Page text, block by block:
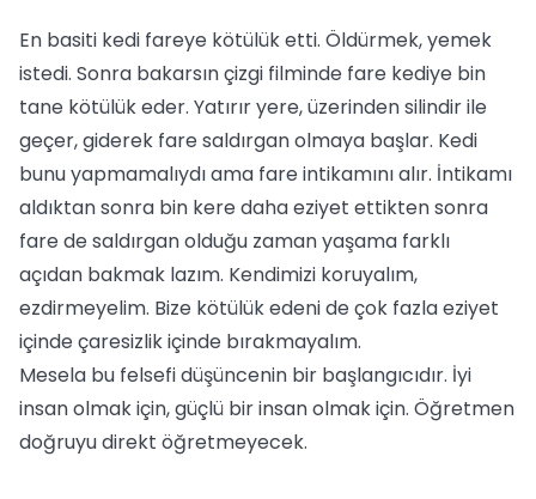
En basiti kedi fareye kötülük etti. Öldürmek, yemek
istedi. Sonra bakarsın çizgi filminde fare kediye bin
tane kötülük eder. Yatırır yere, üzerinden silindir ile
geçer, giderek fare saldırgan olmaya başlar. Kedi
bunu yapmamalıydı ama fare intikamını alır. İntikamı
aldıktan sonra bin kere daha eziyet ettikten sonra
fare de saldırgan olduğu zaman yaşama farklı
açıdan bakmak lazım. Kendimizi koruyalım,
ezdirmeyelim. Bize kötülük edeni de çok fazla eziyet
içinde çaresizlik içinde bırakmayalım.
Mesela bu felsefi düşüncenin bir başlangıcıdır. İyi
insan olmak için, güçlü bir insan olmak için. Öğretmen
doğruyu direkt öğretmeyecek.